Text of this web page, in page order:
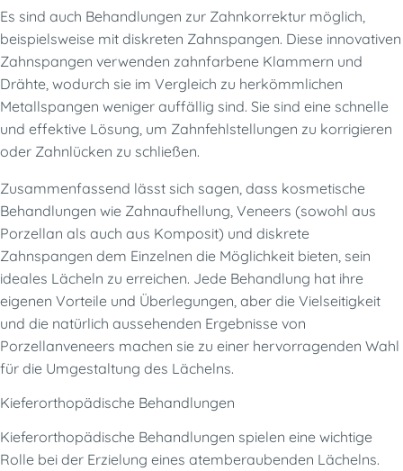
Es sind auch Behandlungen zur Zahnkorrektur möglich,
beispielsweise mit diskreten Zahnspangen. Diese innovativen
Zahnspangen verwenden zahnfarbene Klammern und
Drähte, wodurch sie im Vergleich zu herkömmlichen
Metallspangen weniger auffällig sind. Sie sind eine schnelle
und effektive Lösung, um Zahnfehlstellungen zu korrigieren
oder Zahnlücken zu schließen.
Zusammenfassend lässt sich sagen, dass kosmetische
Behandlungen wie Zahnaufhellung, Veneers (sowohl aus
Porzellan als auch aus Komposit) und diskrete
Zahnspangen dem Einzelnen die Möglichkeit bieten, sein
ideales Lächeln zu erreichen. Jede Behandlung hat ihre
eigenen Vorteile und Überlegungen, aber die Vielseitigkeit
und die natürlich aussehenden Ergebnisse von
Porzellanveneers machen sie zu einer hervorragenden Wahl
für die Umgestaltung des Lächelns.
Kieferorthopädische Behandlungen
Kieferorthopädische Behandlungen spielen eine wichtige
Rolle bei der Erzielung eines atemberaubenden Lächelns.